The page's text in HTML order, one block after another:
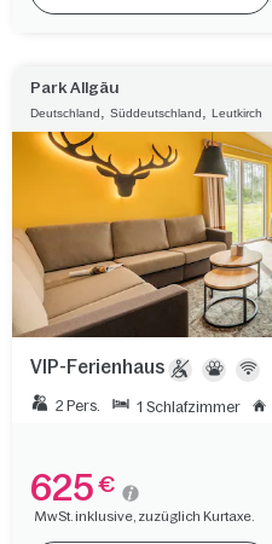
Park Allgäu
Deutschland Süddeutschland Leutkirch
VIP-Ferienhaus
2 Pers. 1 Schlafzimmer
625 €
MwSt. inklusive, zuzüglich Kurtaxe.